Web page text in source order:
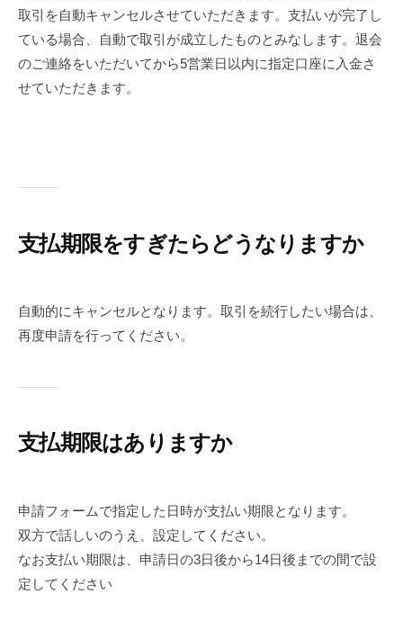
取引を自動キャンセルさせていただきます。支払いが完了し
ている場合、自動で取引が成立したものとみなします。退会
のご連絡をいただいてから5営業日以内に指定口座に入金さ
せていただきます。
支払期限をすぎたらどうなりますか
自動的にキャンセルとなります。取引を続行したい場合は、
再度申請を行ってください。
支払期限はありますか
申請フォームで指定した日時が支払い期限となります。
双方で話しいのうえ、設定してください。
なお支払い期限は、申請日の3日後から14日後までの間で設
定してください